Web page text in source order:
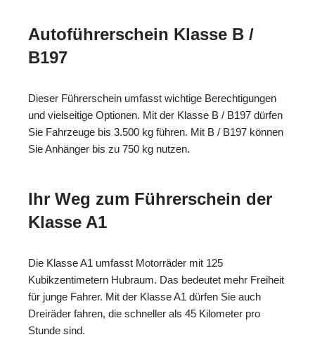
Autoführerschein Klasse B /
B197
Dieser Führerschein umfasst wichtige Berechtigungen
und vielseitige Optionen. Mit der Klasse B / B197 dürfen
Sie Fahrzeuge bis 3.500 kg führen. Mit B / B197 können
Sie Anhänger bis zu 750 kg nutzen.
Ihr Weg zum Führerschein der
Klasse A1
Die Klasse A1 umfasst Motorräder mit 125
Kubikzentimetern Hubraum. Das bedeutet mehr Freiheit
für junge Fahrer. Mit der Klasse A1 dürfen Sie auch
Dreiräder fahren, die schneller als 45 Kilometer pro
Stunde sind.